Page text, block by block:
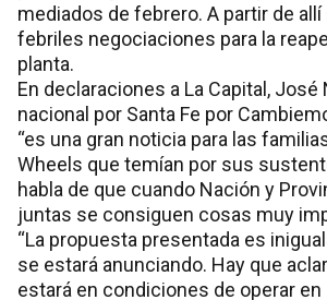
mediados de febrero. A partir de
febriles negociaciones para la
planta.
En declaraciones a La Capital,
nacional por Santa Fe por
“es una gran noticia para las
Wheels que temían por sus
habla de que cuando Nación y
juntas se consiguen cosas muy
“La propuesta presentada es
se estará anunciando. Hay que
estará en condiciones de operar en